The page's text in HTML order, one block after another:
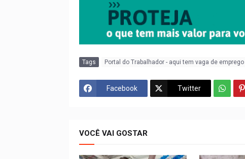
Tags Portal do Trabalhador - aqui tem vaga de emprego
Facebook Twitter
VOCÊ VAI GOSTAR